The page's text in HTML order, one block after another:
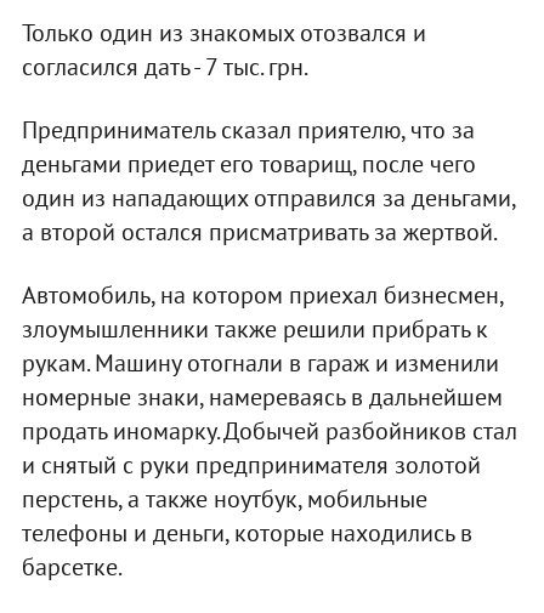
Только один из знакомых отозвался и
согласился дать - 7 тыс. грн.
Предприниматель сказал приятелю, что за
деньгами приедет его товарищ, после чего
один из нападающих отправился за деньгами,
а второй остался присматривать за жертвой.
Автомобиль, на котором приехал бизнесмен,
злоумышленники также решили прибрать к
рукам. Машину отогнали в гараж и изменили
номерные знаки, намереваясь в дальнейшем
продать иномарку. Добычей разбойников стал
и снятый с руки предпринимателя золотой
перстень, а также ноутбук, мобильные
телефоны и деньги, которые находились в
барсетке.